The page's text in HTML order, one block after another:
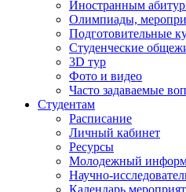
Иностранным
Олимпиады,
Подготовительные
Студенческие
3D тур
Фото и видео
Часто задаваемые
Студентам
Расписание
Личный кабинет
Ресурсы
Молодежный
Научно-
Календарь